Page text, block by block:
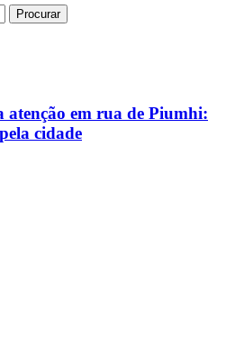
Procurar
atenção em rua de Piumhi:
cidade